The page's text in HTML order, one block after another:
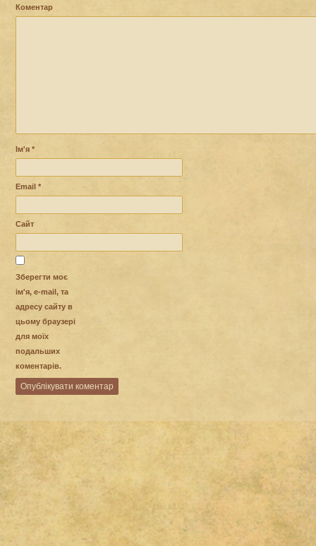
Коментар
Ім'я *
Email *
Сайт
Зберегти моє
ім'я, e-mail, та
адресу сайту в
цьому браузері
для моїх
подальших
коментарів.